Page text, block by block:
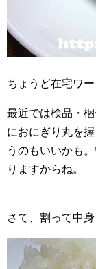
ちょうど在宅ワ
最近では検品・
におにぎり丸を
うのもいいかも
りますからね。
さて、割って中